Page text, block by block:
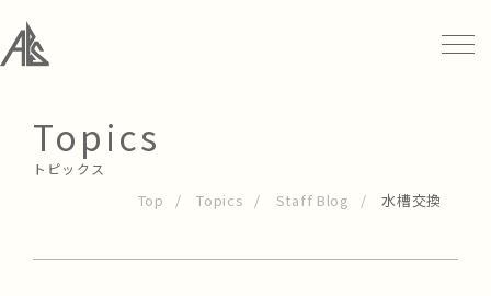
Topics
トピックス
Top Topics Staff Blog 水槽交換